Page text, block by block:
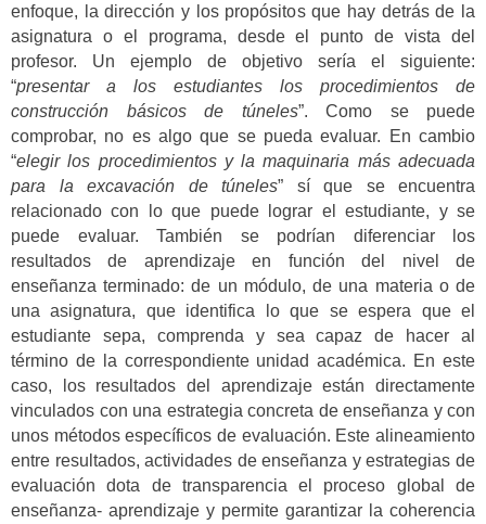
enfoque, la dirección y los propósitos que hay detrás de la
asignatura o el programa, desde el punto de vista del
profesor. Un ejemplo de objetivo sería el siguiente:
“presentar a los estudiantes los procedimientos de
construcción básicos de túneles”. Como se puede
comprobar, no es algo que se pueda evaluar. En cambio
“elegir los procedimientos y la maquinaria más adecuada
para la excavación de túneles” sí que se encuentra
relacionado con lo que puede lograr el estudiante, y se
puede evaluar. También se podrían diferenciar los
resultados de aprendizaje en función del nivel de
enseñanza terminado: de un módulo, de una materia o de
una asignatura, que identifica lo que se espera que el
estudiante sepa, comprenda y sea capaz de hacer al
término de la correspondiente unidad académica. En este
caso, los resultados del aprendizaje están directamente
vinculados con una estrategia concreta de enseñanza y con
unos métodos específicos de evaluación. Este alineamiento
entre resultados, actividades de enseñanza y estrategias de
evaluación dota de transparencia el proceso global de
enseñanza- aprendizaje y permite garantizar la coherencia